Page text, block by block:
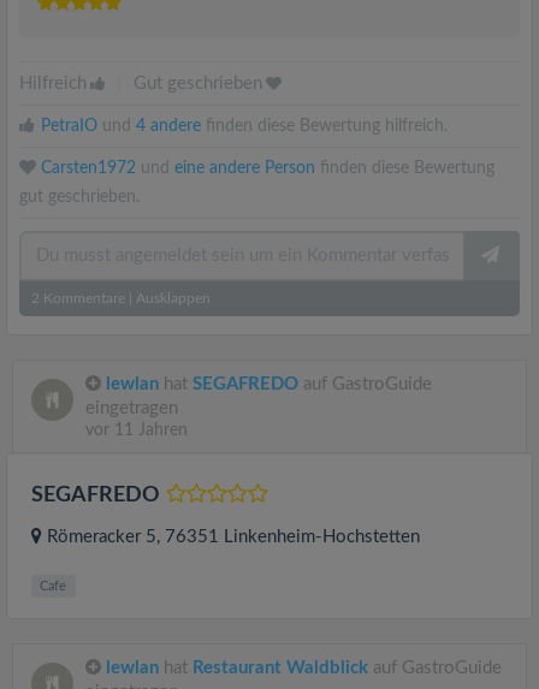
Hilfreich Gut geschrieben
PetraIO und 4 andere finden diese Bewertung hilfreich.
Carsten1972 und eine andere Person finden diese Bewertung
gut geschrieben.
2 Kommentare Ausklappen
lewlan hat SEGAFREDO auf GastroGuide
eingetragen
vor 11 Jahren
SEGAFREDO
Römeracker 5, 76351 Linkenheim-Hochstetten
Cafe
lewlan hat Restaurant Waldblick auf GastroGuide